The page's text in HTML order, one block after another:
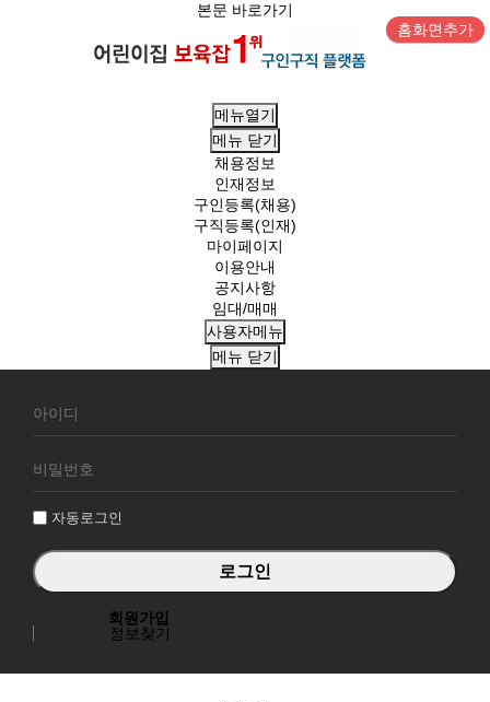
본문 바로가기
홈화면추가
메뉴열기
메뉴 닫기
채용정보
인재정보
구인등록(채용)
구직등록(인재)
마이페이지
이용안내
공지사항
임대/매매
사용자메뉴
메뉴 닫기
원
그
자동로그인
회원가입
정보찾기